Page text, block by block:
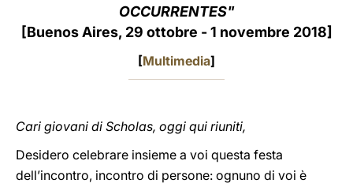
OCCURRENTES"
[Buenos Aires, 29 ottobre - 1 novembre 2018]
[Multimedia]
Cari giovani di Scholas, oggi qui riuniti,
Desidero celebrare insieme a voi questa festa
dell’incontro, incontro di persone: ognuno di voi è